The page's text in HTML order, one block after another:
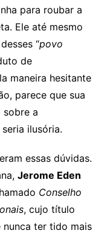
para roubar a
Ele até mesmo
“povo
de
maneira hesitante
parece que sua
a
ilusória.
essas dúvidas.
Jerome Eden
Conselho
, cujo título
ter tido mais